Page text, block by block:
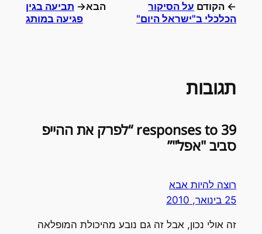
← הקודם על הסיקור
הכלכלי ב"ישראל היום"
הבא→ תביעה בגין
פגיעה במותג
תגובות
39 responses to “לפרק את ההייפ
סביב "אפל"”
רוצה להיות אבא
25 בינואר, 2010
זה אולי נכון, אבל זה גם נובע מהיכולת המופלאה